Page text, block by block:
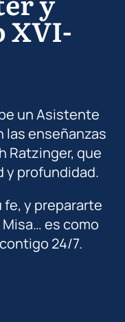
XVI-
un Asistente
enseñanzas
Ratzinger, que
y profundidad.
y prepararte
es como
24/7.